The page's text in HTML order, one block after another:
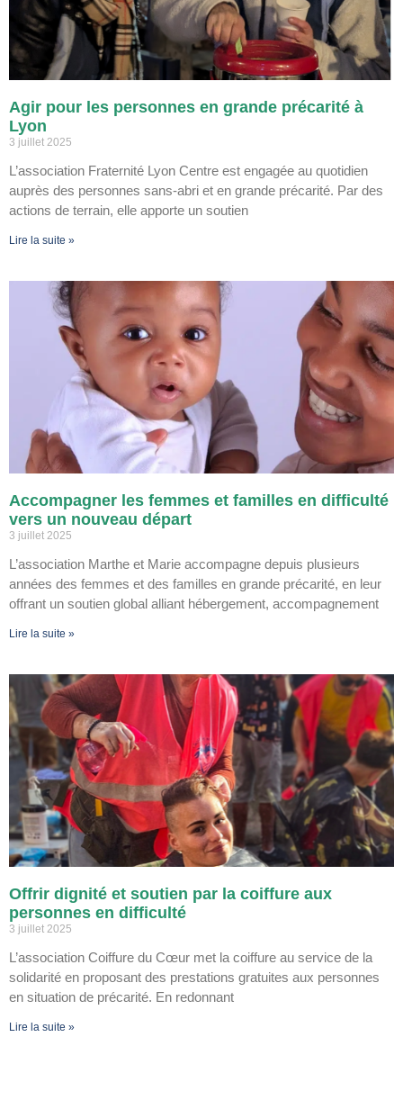
Agir pour les personnes en grande précarité à
Lyon
3 juillet 2025
L’association Fraternité Lyon Centre est engagée au quotidien
auprès des personnes sans-abri et en grande précarité. Par des
actions de terrain, elle apporte un soutien
Lire la suite »
Accompagner les femmes et familles en difficulté
vers un nouveau départ
3 juillet 2025
L’association Marthe et Marie accompagne depuis plusieurs
années des femmes et des familles en grande précarité, en leur
offrant un soutien global alliant hébergement, accompagnement
Lire la suite »
Offrir dignité et soutien par la coiffure aux
personnes en difficulté
3 juillet 2025
L’association Coiffure du Cœur met la coiffure au service de la
solidarité en proposant des prestations gratuites aux personnes
en situation de précarité. En redonnant
Lire la suite »